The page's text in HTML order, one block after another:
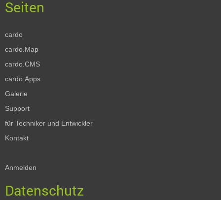
cardo
cardo.Map
cardo.CMS
cardo.Apps
Galerie
Support
für Techniker und Entwickler
Kontakt
Anmelden
Datenschutz